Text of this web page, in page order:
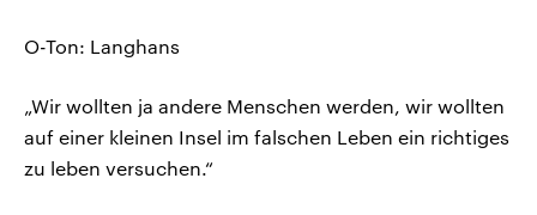
O-Ton: Langhans
„Wir wollten ja andere Menschen werden, wir wollten
auf einer kleinen Insel im falschen Leben ein richtiges
zu leben versuchen.“